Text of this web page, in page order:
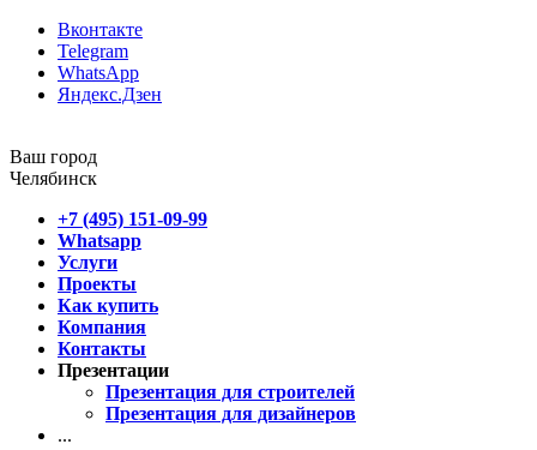
Вконтакте
Telegram
WhatsApp
Яндекс.Дзен
Ваш город
Челябинск
+7 (495) 151-09-99
Whatsapp
Услуги
Проекты
Как купить
Компания
Контакты
Презентации
Презентация для строителей
Презентация для дизайнеров
...